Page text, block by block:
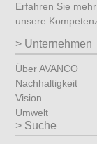
Erfahren Sie
unsere
Unternehmen
Über AVANCO
Nachhaltigkeit
Vision
Umwelt
Suche